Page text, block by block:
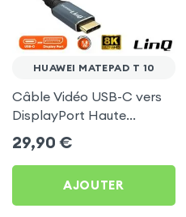
HUAWEI MATEPAD T 10
Câble Vidéo USB-C vers
DisplayPort Haute
Définition 8K 1.8m, LinQ
pour Huawei MatePad T
10
29,90 €
AJOUTER